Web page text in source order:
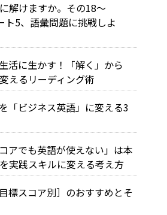
解けますか。その18～
ト5、語彙問題に挑戦しよ
活に生かす！「解く」から
えるリーディング術
「ビジネス英語」に変える3
アでも英語が使えない」は本
実践スキルに変える考え方
標スコア別］のおすすめとそ